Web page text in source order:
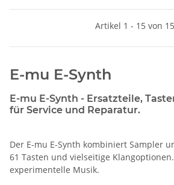
Artikel 1 - 15 von 15
E-mu E-Synth
E-mu E-Synth - Ersatzteile,
für Service und Reparatur.
Der E-mu E-Synth kombiniert Sampler
61 Tasten und vielseitige
experimentelle Musik.